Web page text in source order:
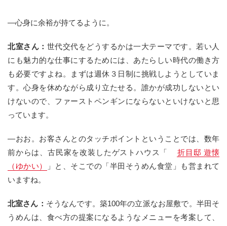
—心身に余裕が持てるように。
北室さん： 世代交代をどうするかは一大テーマです。若い人
にも魅力的な仕事にするためには、あたらしい時代の働き方
も必要ですよね。まずは週休３日制に挑戦しようとしていま
す。心身を休めながら成り立たせる。誰かが成功しないとい
けないので、ファーストペンギンにならないといけないと思
っています。
—おお。お客さんとのタッチポイントということでは、数年
前からは、古民家を改装したゲストハウス「
折目邸 遊懐
（ゆかい）
」と、そこでの「半田そうめん食堂」も営まれて
いますね。
北室さん： そうなんです。築100年の立派なお屋敷で。半田そ
うめんは、食べ方の提案になるようなメニューを考案して、